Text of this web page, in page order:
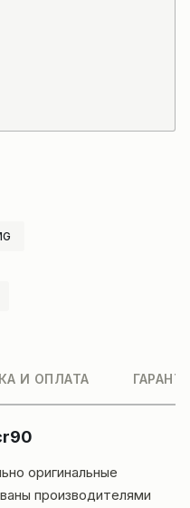
И ОПЛАТА
оригинальные
производителями